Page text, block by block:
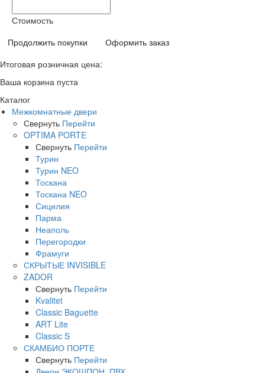
Стоимость
Продолжить покупки
Оформить заказ
Итоговая розничная цена:
Ваша корзина пуста
Каталог
Межкомнатные двери
Свернуть Перейти
OPTIMA PORTE
Свернуть Перейти
Турин
Турин NEO
Тоскана
Тоскана NEO
Сицилия
Парма
Неаполь
Перегородки
Фрамуги
СКРЫТЫЕ INVISIBLE
ZADOR
Свернуть Перейти
Kvalitet
Classic Baguette
ART Lite
Classic S
СКАМБИО ПОРТЕ
Свернуть Перейти